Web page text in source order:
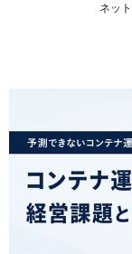
ネッ